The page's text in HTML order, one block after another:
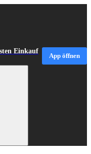
Einkauf
App öffnen